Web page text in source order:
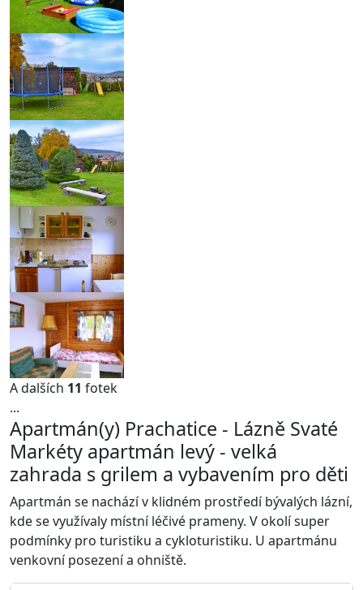
A dalších 11 fotek
...
Apartmán(y) Prachatice - Lázně Svaté
Markéty apartmán levý - velká
zahrada s grilem a vybavením pro děti
Apartmán se nachází v klidném prostředí bývalých lázní,
kde se využívaly místní léčivé prameny. V okolí super
podmínky pro turistiku a cykloturistiku. U apartmánu
venkovní posezení a ohniště.